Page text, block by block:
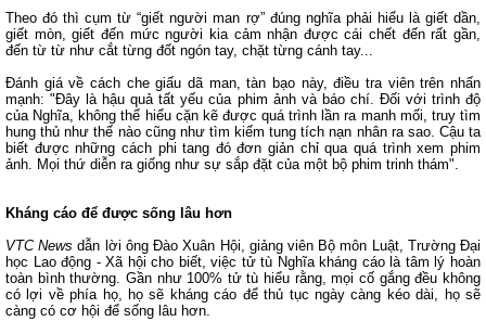
Theo đó thì cụm từ “giết người man rợ” đúng nghĩa phải hiểu là giết dần,
giết mòn, giết đến mức người kia cảm nhận được cái chết đến rất gần,
đến từ từ như cắt từng đốt ngón tay, chặt từng cánh tay...
Đánh giá về cách che giấu dã man, tàn bạo này, điều tra viên trên nhấn
mạnh: "Đây là hậu quả tất yếu của phim ảnh và báo chí. Đối với trình độ
của Nghĩa, không thể hiểu cặn kẽ được quá trình lần ra manh mối, truy tìm
hung thủ như thế nào cũng như tìm kiếm tung tích nạn nhân ra sao. Cậu ta
biết được những cách phi tang đó đơn giản chỉ qua quá trình xem phim
ảnh. Mọi thứ diễn ra giống như sự sắp đặt của một bộ phim trinh thám".
Kháng cáo để được sống lâu hơn
VTC Newsdẫn lời ông Đào Xuân Hội, giảng viên Bộ môn Luật, Trường Đại
học Lao động - Xã hội cho biết, việc tử tù Nghĩa kháng cáo là tâm lý hoàn
toàn bình thường. Gần như 100% tử tù hiểu rằng, mọi cố gắng đều không
có lợi về phía họ, họ sẽ kháng cáo để thủ tục ngày càng kéo dài, họ sẽ
càng có cơ hội để sống lâu hơn.